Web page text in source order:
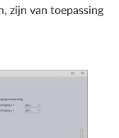
zijn van toepassing